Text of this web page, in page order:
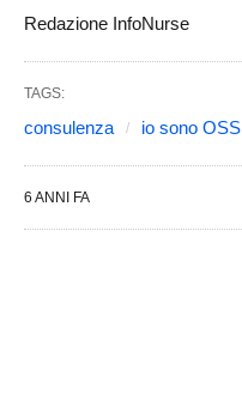
Redazione InfoNurse
TAGS:
consulenza io sono OSS
6 ANNI FA